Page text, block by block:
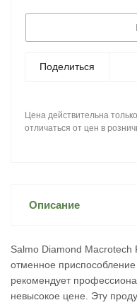
Поделиться
Цена действительна
отличаться от цен в
Описание
Salmo Diamond
отменное
рекомендует
невысокое цене. Эту